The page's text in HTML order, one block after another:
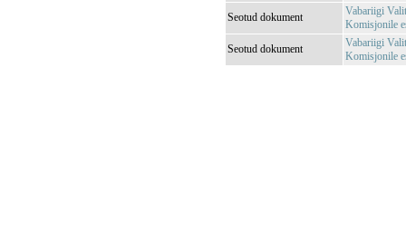
Seotud dokument
Vabariigi
Komisjonile
Seotud dokument
Vabariigi
Komisjonile